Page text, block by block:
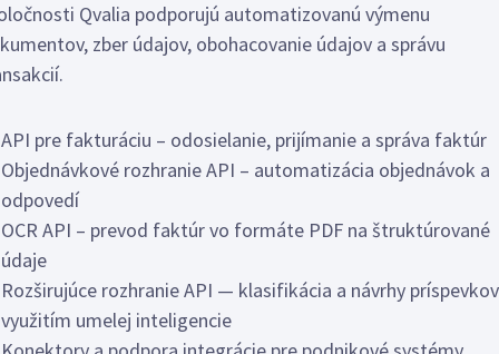
Qvalia podporujú automatizovanú výmenu
zber údajov, obohacovanie údajov a správu
API pre fakturáciu – odosielanie, prijímanie a správa faktúr
Objednávkové rozhranie API – automatizácia objednávok a
odpovedí
OCR API – prevod faktúr vo formáte PDF na štruktúrované
údaje
Rozširujúce rozhranie API — klasifikácia a návrhy
využitím umelej inteligencie